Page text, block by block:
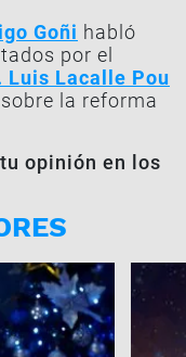
Goñi habló
por el
Luis Lacalle Pou
la reforma
opinión en los